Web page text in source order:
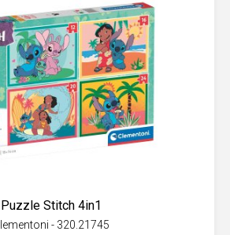
Puzzle Stitch 4in1
- 320.21745